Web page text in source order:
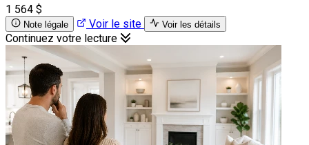
1 564 $
Note légale Voir le site Voir les détails
Continuez votre lecture